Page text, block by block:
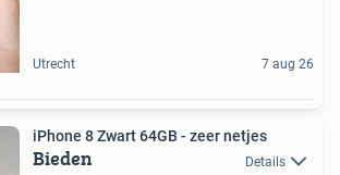
Utrecht 7 aug 26
iPhone 8 Zwart 64GB - zeer netjes
Bieden Details